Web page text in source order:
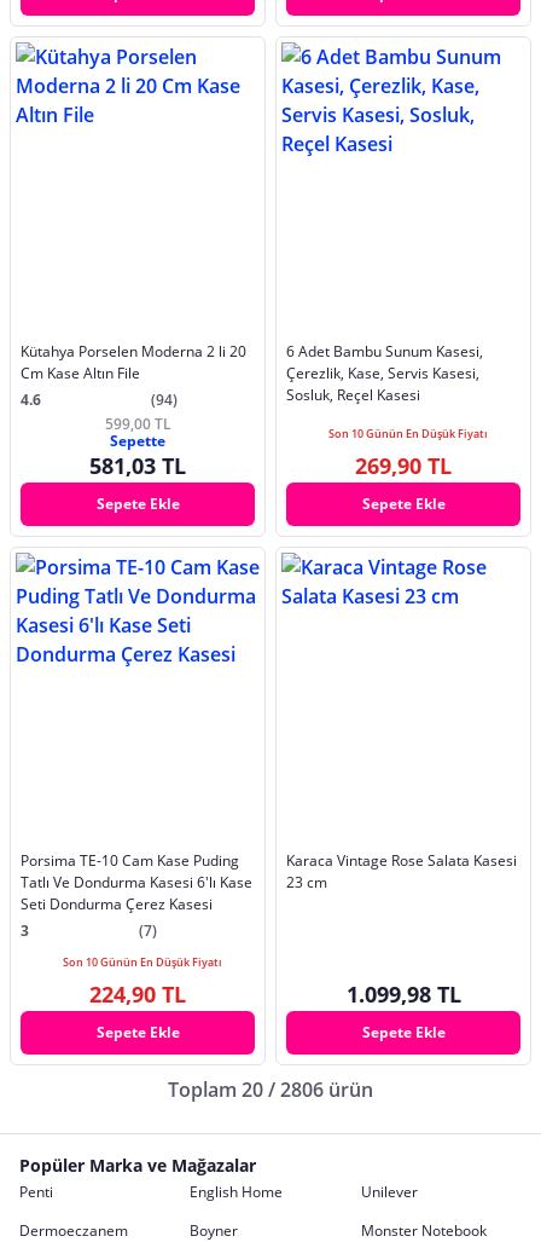
Kütahya Porselen Moderna 2 li 20
Cm Kase Altın File
4.6
(94)
599,00 TL
Sepette
581,03 TL
Sepete Ekle
6 Adet Bambu Sunum Kasesi,
Çerezlik, Kase, Servis Kasesi,
Sosluk, Reçel Kasesi
Son 10 Günün En Düşük Fiyatı
269,90 TL
Sepete Ekle
Porsima TE-10 Cam Kase Puding
Tatlı Ve Dondurma Kasesi 6'lı Kase
Seti Dondurma Çerez Kasesi
3
(7)
Son 10 Günün En Düşük Fiyatı
224,90 TL
Sepete Ekle
Karaca Vintage Rose Salata Kasesi
23 cm
1.099,98 TL
Sepete Ekle
Toplam 20 / 2806 ürün
Popüler Marka ve Mağazalar
Penti English Home
Unilever
Dermoeczanem
Boyner
Monster Notebook